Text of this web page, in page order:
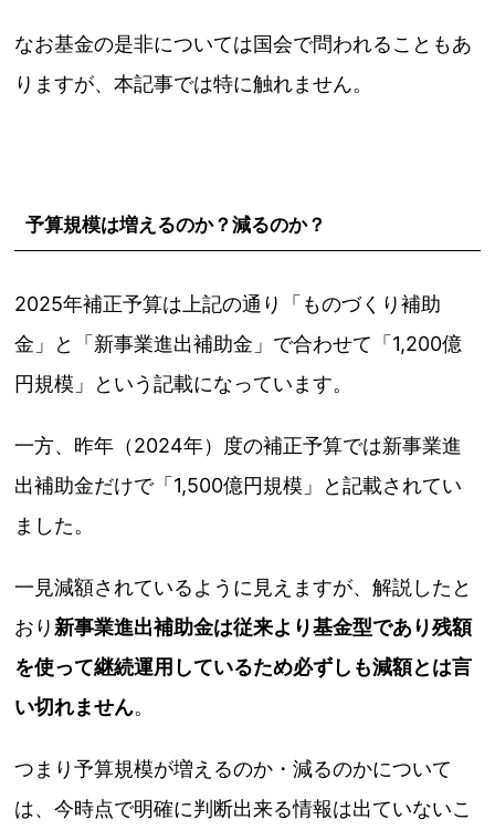
なお基金の是非については国会で問われることもあ
りますが、本記事では特に触れません。
予算規模は増えるのか？減るのか？
2025年補正予算は上記の通り「ものづくり補助
金」と「新事業進出補助金」で合わせて「1,200億
円規模」という記載になっています。
一方、昨年（2024年）度の補正予算では新事業進
出補助金だけで「1,500億円規模」と記載されてい
ました。
一見減額されているように見えますが、解説したと
おり新事業進出補助金は従来より基金型であり残額
を使って継続運用しているため必ずしも減額とは言
い切れません。
つまり予算規模が増えるのか・減るのかについて
は、今時点で明確に判断出来る情報は出ていないこ